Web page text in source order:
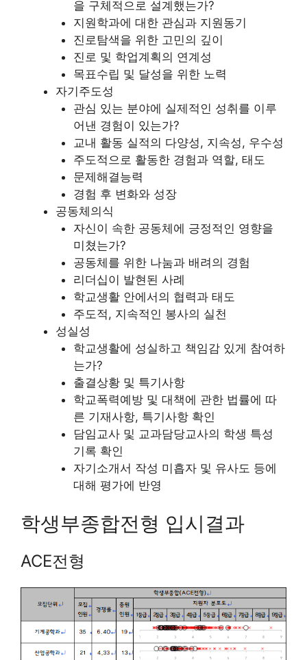
을 구체적으로 설계했는가?
지원학과에 대한 관심과 지원동기
진로탐색을 위한 고민의 깊이
진로 및 학업계획의 연계성
목표수립 및 달성을 위한 노력
자기주도성
관심 있는 분야에 실제적인 성취를 이루
어낸 경험이 있는가?
교내 활동 실적의 다양성, 지속성, 우수성
주도적으로 활동한 경험과 역할, 태도
문제해결능력
경험 후 변화와 성장
공동체의식
자신이 속한 공동체에 긍정적인 영향을
미쳤는가?
공동체를 위한 나눔과 배려의 경험
리더십이 발현된 사례
학교생활 안에서의 협력과 태도
주도적, 지속적인 봉사의 실천
성실성
학교생활에 성실하고 책임감 있게 참여하
는가?
출결상황 및 특기사항
학교폭력예방 및 대책에 관한 법률에 따
른 기재사항, 특기사항 확인
담임교사 및 교과담당교사의 학생 특성
기록 확인
자기소개서 작성 미흡자 및 유사도 등에
대해 평가에 반영
학생부종합전형 입시결과
ACE전형